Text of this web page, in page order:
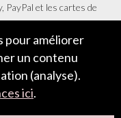
PayPal et les cartes de
pour améliorer
un contenu
(analyse).
ici.